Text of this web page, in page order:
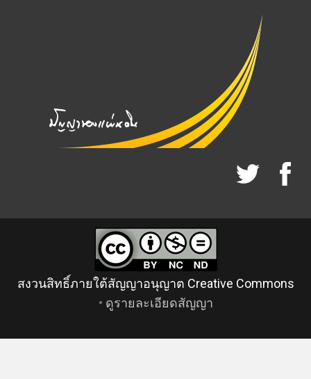
สงวนสิทธิ์ภายใต้สัญญาอนุญาต Creative Commons
• ดูรายละเอียดสัญญา